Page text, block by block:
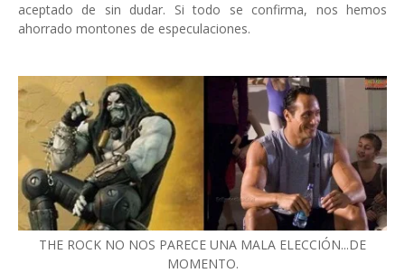
aceptado de sin dudar. Si todo se confirma, nos hemos
ahorrado montones de especulaciones.
THE ROCK NO NOS PARECE UNA MALA ELECCIÓN...DE
MOMENTO.